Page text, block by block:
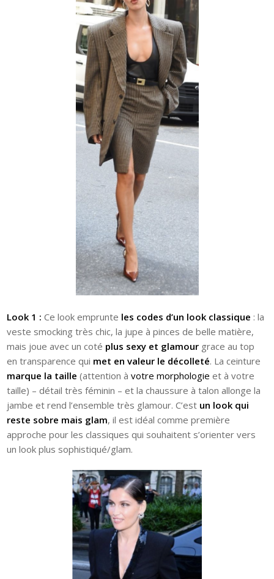
Look 1 : Ce look emprunte les codes d’un look classique : la
veste smocking très chic, la jupe à pinces de belle matière,
mais joue avec un coté plus sexy et glamour grace au top
en transparence qui met en valeur le décolleté. La ceinture
marque la taille (attention àvotre morphologieet à votre
taille) – détail très féminin – et la chaussure à talon allonge la
jambe et rend l’ensemble très glamour. C’est un look qui
reste sobre mais glam, il est idéal comme première
approche pour les classiques qui souhaitent s’orienter vers
un look plus sophistiqué/glam.